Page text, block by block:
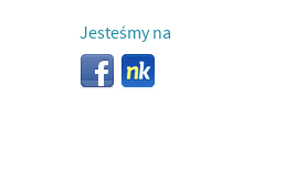
Jesteśmy na